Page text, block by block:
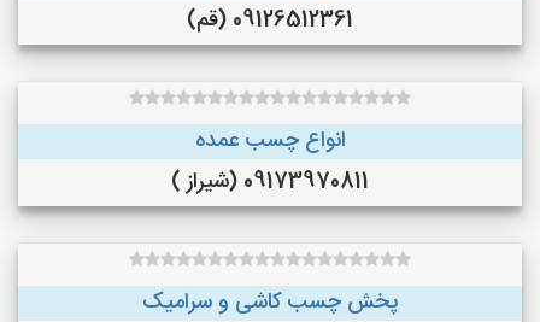
09126512361 (قم)
انواع چسب عمده
09173970811 (شیراز )
پخش چسب کاشی و سرامیک